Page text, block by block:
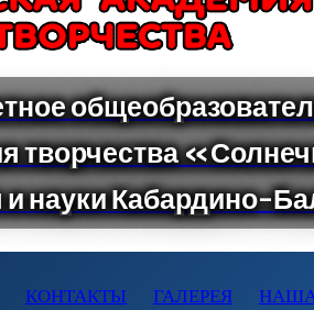
КОНТАКТЫ ГАЛЕРЕЯ НАША